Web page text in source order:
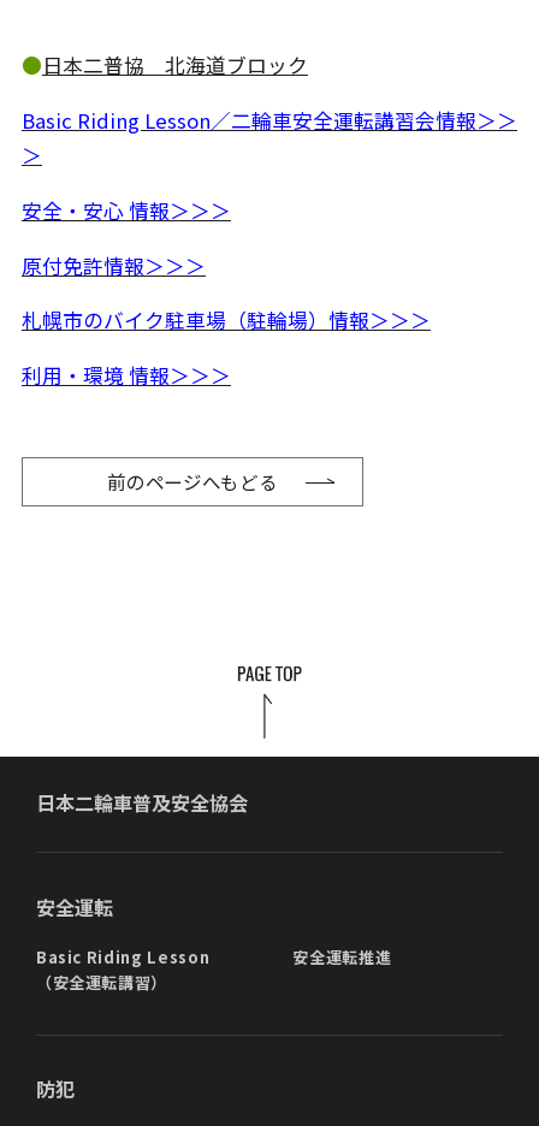
●日本二普協 北海道ブロック
Basic Riding Lesson／二輪車安全運転講習会情報＞＞
＞
安全・安心 情報＞＞＞
原付免許情報＞＞＞
札幌市のバイク駐車場（駐輪場）情報＞＞＞
利用・環境 情報＞＞＞
前のページへもどる
日本二輪車普及安全協会
安全運転
Basic Riding Lesson
（安全運転講習）
安全運転推進
防犯